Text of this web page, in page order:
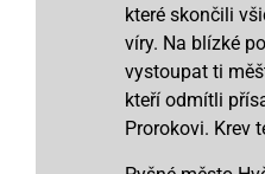
které skončili
víry. Na blízké
vystoupat ti
kteří odmítli
Prorokovi. Krev